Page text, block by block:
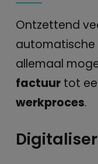
Ontzettend
automatische
allemaal
factuur tot
werkproces.